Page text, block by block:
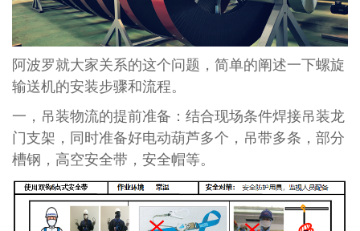
阿波罗就大家关系的这个问题，简单的阐述一下螺旋
输送机的安装步骤和流程。
一，吊装物流的提前准备：结合现场条件焊接吊装龙
门支架，同时准备好电动葫芦多个，吊带多条，部分
槽钢，高空安全带，安全帽等。